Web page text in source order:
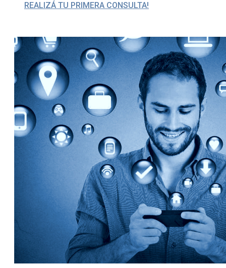
REALIZÁ TU PRIMERA CONSULTA!